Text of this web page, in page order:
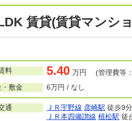
賃貸(賃貸マンシ
料 5.40 万円 (管理費等
敷金
6万円 / なし
通 ＪＲ宇野線 彦崎駅 徒歩9分
ＪＲ本四備讃線 植松駅 徒